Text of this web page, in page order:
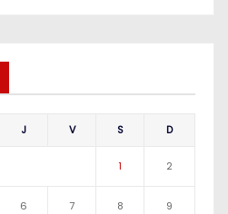
J V S D
1 2
6 7 8 9